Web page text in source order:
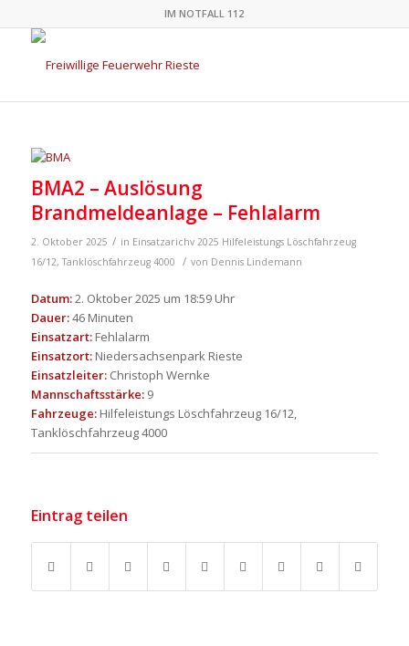
IM NOTFALL 112
BMA2 – Auslösung
Brandmeldeanlage – Fehlalarm
2. Oktober 2025 / in Einsatzarichv 2025 Hilfeleistungs Löschfahrzeug
16/12,Tanklöschfahrzeug 4000 / von Dennis Lindemann
Datum:2. Oktober 2025 um 18:59 Uhr
Dauer:46 Minuten
Einsatzart:Fehlalarm
Einsatzort:Niedersachsenpark Rieste
Einsatzleiter:Christoph Wernke
Mannschaftsstärke:9
Fahrzeuge:Hilfeleistungs Löschfahrzeug 16/12,
Tanklöschfahrzeug 4000
Eintrag teilen